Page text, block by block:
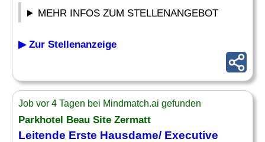
MEHR INFOS ZUM STELLENANGEBOT
▶ Zur Stellenanzeige
Job vor 4 Tagen bei Mindmatch.ai gefunden
Parkhotel Beau Site Zermatt
Leitende Erste Hausdame/ Executive